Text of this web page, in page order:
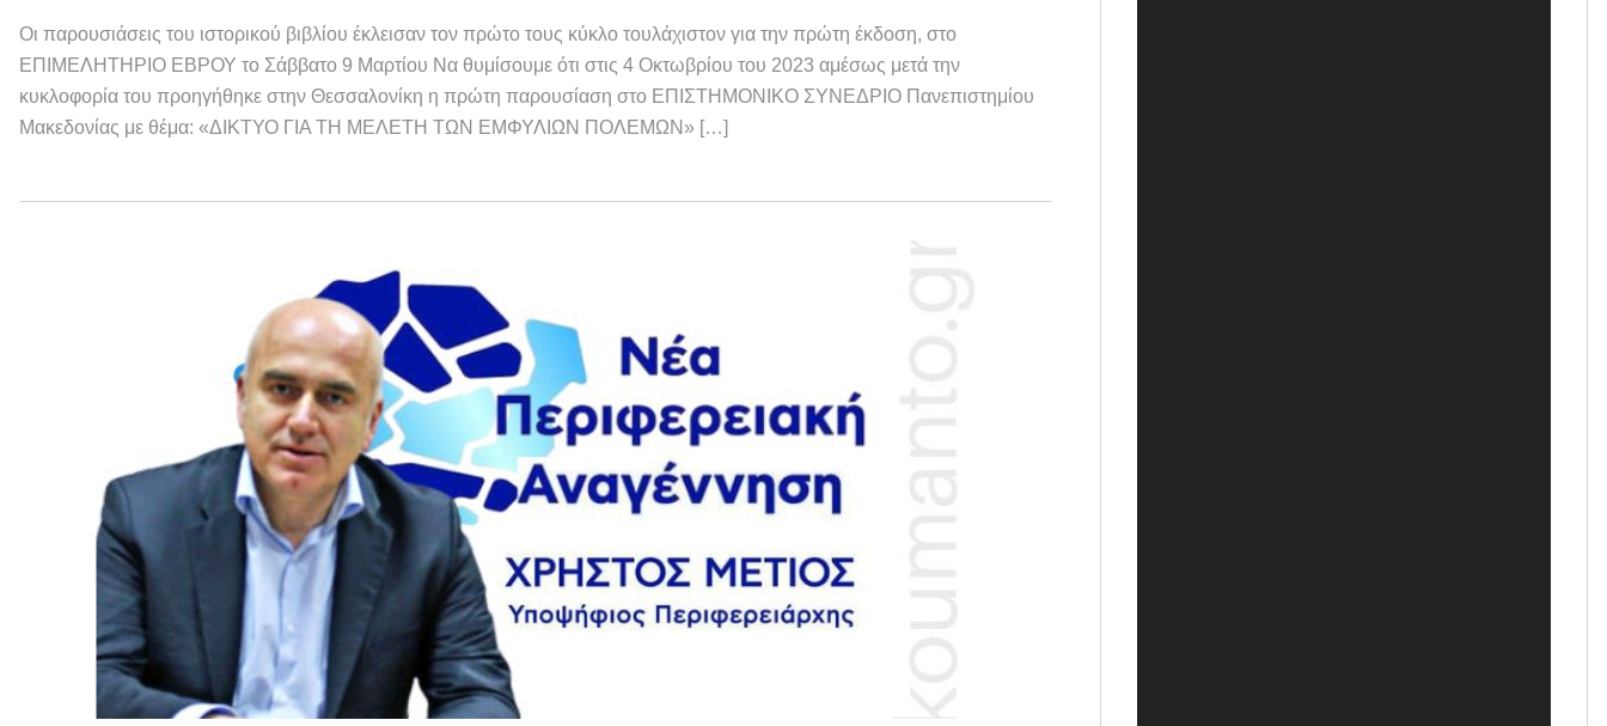
Οι παρουσιάσεις του ιστορικού βιβλίου έκλεισαν τον πρώτο τους κύκλο τουλάχιστον για την πρώτη έκδοση, στο
ΕΠΙΜΕΛΗΤΗΡΙΟ ΕΒΡΟΥ το Σάββατο 9 Μαρτίου Να θυμίσουμε ότι στις 4 Οκτωβρίου του 2023 αμέσως μετά την
κυκλοφορία του προηγήθηκε στην Θεσσαλονίκη η πρώτη παρουσίαση στο ΕΠΙΣΤΗΜΟΝΙΚΟ ΣΥΝΕΔΡΙΟ Πανεπιστημίου
Μακεδονίας με θέμα: «ΔΙΚΤΥΟ ΓΙΑ ΤΗ ΜΕΛΕΤΗ ΤΩΝ ΕΜΦΥΛΙΩΝ ΠΟΛΕΜΩΝ» […]